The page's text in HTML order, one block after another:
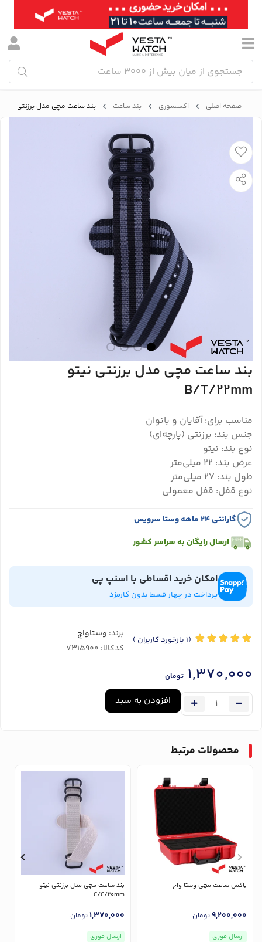
صفحه اصلی اکسسوری بند ساعت بند ساعت مچی مدل برزنتی نیتو B/T/22mm
بند ساعت مچی مدل برزنتی نیتو
B/T/22mm
مناسب برای: آقایان و بانوان
جنس بند: برزنتی (پارچه‌ای)
نوع بند: نیتو
عرض بند: 22 میلی‌متر
طول بند: 27 میلی‌متر
نوع قفل: قفل معمولی
گارانتی ۲۴ ماهه وستا سرویس
ارسال رایگان به سراسر کشور
امکان خرید اقساطی با اسنپ پی
پرداخت در چهار قسط بدون کارمزد
(1 بازخورد کاربران ) برند: وستاواچ
کدکالا:
1,370,000 تومان
افزودن به سبد
محصولات مرتبط
باکس ساعت مچی وستا واچ
9,200,000تومان
ارسال فوری
بند ساعت مچی مدل برزنتی نیتو
C/C/20mm
1,370,000تومان
ارسال فوری